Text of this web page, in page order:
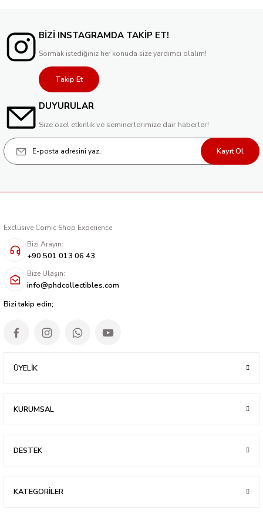
BİZİ INSTAGRAMDA TAKİP ET!
Sormak istediğiniz her konuda size yardımcı olalım!
Takip Et
DUYURULAR
Size özel etkinlik ve seminerlerimize dair haberler!
Kayıt Ol
Exclusive Comic Shop Experience
Bizi Arayın:
+90 501 013 06 43
Bize Ulaşın:
info@phdcollectibles.com
Bizi takip edin;
ÜYELİK
KURUMSAL
DESTEK
KATEGORİLER